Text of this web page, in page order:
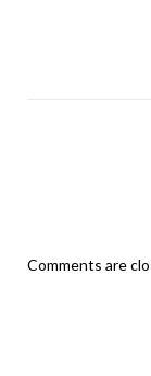
Comments are